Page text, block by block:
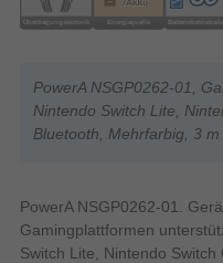
PowerA NSGP0262-01,
Nintendo Switch Lite,
Bluetooth, Mehrfarbig, 3 m
PowerA NSGP0262-01.
Gamingplattformen
Switch Lite, Nintendo